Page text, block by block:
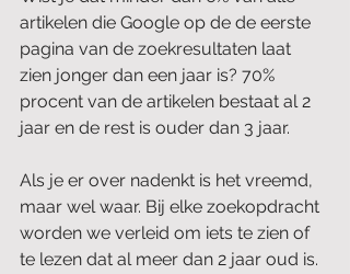
artikelen die Google op de de eerste
pagina van de zoekresultaten laat
zien jonger dan een jaar is? 70%
procent van de artikelen bestaat al 2
jaar en de rest is ouder dan 3 jaar.
Als je er over nadenkt is het vreemd,
maar wel waar. Bij elke zoekopdracht
worden we verleid om iets te zien of
te lezen dat al meer dan 2 jaar oud is.